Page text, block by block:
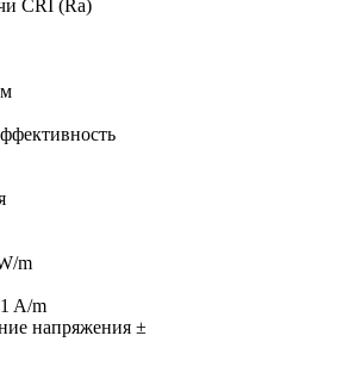
CRI (Ra)
m
A/m
напряжения ±